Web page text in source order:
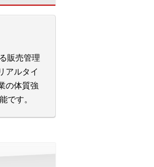
販売管理
アルタイ
の体質強
です。